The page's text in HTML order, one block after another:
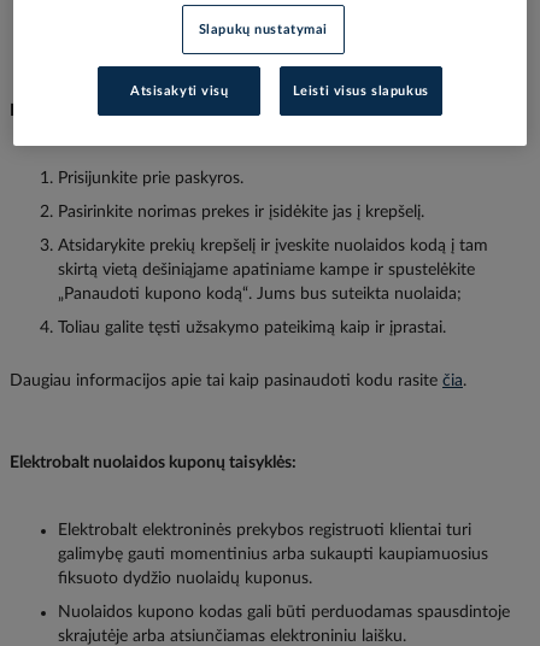
kartu su siunčiamu kuponu el paštu.
Kaip panaudoti nuolaidos kuponą?
Prisijunkite prie paskyros.
Pasirinkite norimas prekes ir įsidėkite jas į krepšelį.
Atsidarykite prekių krepšelį ir įveskite nuolaidos kodą į tam
skirtą vietą dešiniąjame apatiniame kampe ir spustelėkite
„Panaudoti kupono kodą“. Jums bus suteikta nuolaida;
Toliau galite tęsti užsakymo pateikimą kaip ir įprastai.
Daugiau informacijos apie tai kaip pasinaudoti kodu rasite čia.
Elektrobalt nuolaidos kuponų taisyklės:
Elektrobalt elektroninės prekybos registruoti klientai turi
galimybę gauti momentinius arba sukaupti kaupiamuosius
fiksuoto dydžio nuolaidų kuponus.
Nuolaidos kupono kodas gali būti perduodamas spausdintoje
skrajutėje arba atsiunčiamas elektroniniu laišku.
Slapukų nustatymai
Atsisakyti visų Leisti visus slapukus